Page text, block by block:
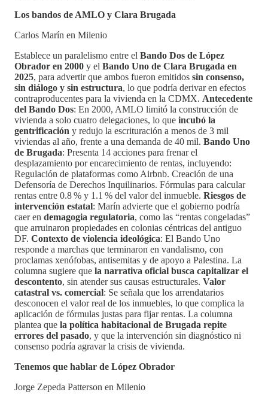
Los bandos de AMLO y Clara Brugada
Carlos Marín en Milenio
Establece un paralelismo entre el Bando Dos de López
Obrador en 2000 y el Bando Uno de Clara Brugada en
2025, para advertir que ambos fueron emitidos sin consenso,
sin diálogo y sin estructura, lo que podría derivar en efectos
contraproducentes para la vivienda en la CDMX. Antecedente
del Bando Dos: En 2000, AMLO limitó la construcción de
vivienda a solo cuatro delegaciones, lo que incubó la
gentrificación y redujo la escrituración a menos de 3 mil
viviendas al año, frente a una demanda de 40 mil. Bando Uno
de Brugada: Presenta 14 acciones para frenar el
desplazamiento por encarecimiento de rentas, incluyendo:
Regulación de plataformas como Airbnb. Creación de una
Defensoría de Derechos Inquilinarios. Fórmulas para calcular
rentas entre 0.8 % y 1.1 % del valor del inmueble. Riesgos de
intervención estatal: Marín advierte que el gobierno podría
caer en demagogia regulatoria, como las “rentas congeladas”
que arruinaron propiedades en colonias céntricas del antiguo
DF. Contexto de violencia ideológica: El Bando Uno
responde a marchas que terminaron en vandalismo, con
proclamas xenófobas, antisemitas y de apoyo a Palestina. La
columna sugiere que la narrativa oficial busca capitalizar el
descontento, sin atender sus causas estructurales. Valor
catastral vs. comercial: Se señala que los arrendatarios
desconocen el valor real de los inmuebles, lo que complica la
aplicación de fórmulas justas para fijar rentas. La columna
plantea que la política habitacional de Brugada repite
errores del pasado, y que la intervención sin diagnóstico ni
consenso podría agravar la crisis de vivienda.
Tenemos que hablar de López Obrador
Jorge Zepeda Patterson en Milenio